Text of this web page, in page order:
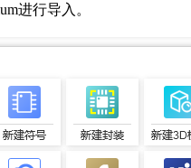
进行导入。